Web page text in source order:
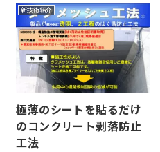
新技術紹介
極薄のシートを貼るだけ
のコンクリート剥落防止
工法